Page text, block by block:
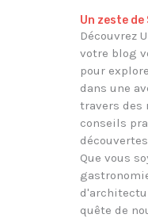
Un zeste
Découvrez
votre blog
pour
dans une
travers des
conseils
Que vous
quête de
Rechercher